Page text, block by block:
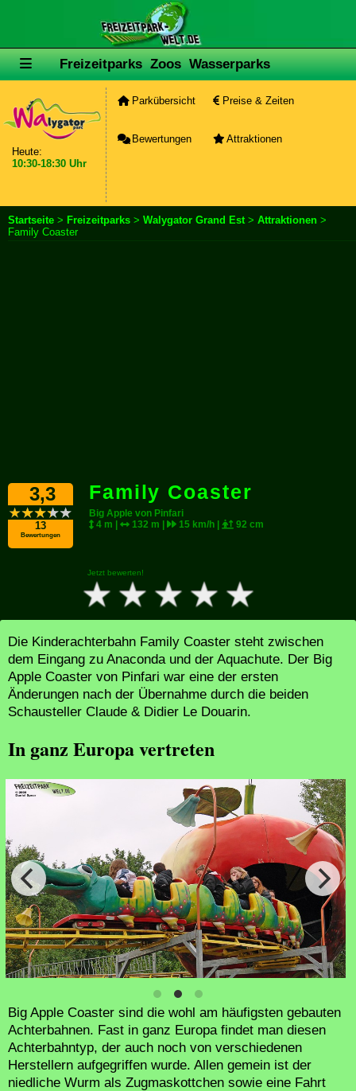
Freizeitparks Zoos Wasserparks
Heute:
10:30-18:30 Uhr
Parkübersicht Preise & Zeiten
Bewertungen Attraktionen
Startseite > Freizeitparks > Walygator Grand Est> Attraktionen >
Family Coaster
3,3
13
Bewertungen
Family Coaster
Big Apple von Pinfari
4 m |
132 m | 15 km/h | 92 cm
Jetzt bewerten!
Die Kinderachterbahn Family Coaster steht zwischen
dem Eingang zu Anaconda und der Aquachute. Der Big
Apple Coaster von Pinfari war eine der ersten
Änderungen nach der Übernahme durch die beiden
Schausteller Claude & Didier Le Douarin.
In ganz Europa vertreten
Big Apple Coaster sind die wohl am häufigsten gebauten
Achterbahnen. Fast in ganz Europa findet man diesen
Achterbahntyp, der auch noch von verschiedenen
Herstellern aufgegriffen wurde. Allen gemein ist der
niedliche Wurm als Zugmaskottchen sowie eine Fahrt